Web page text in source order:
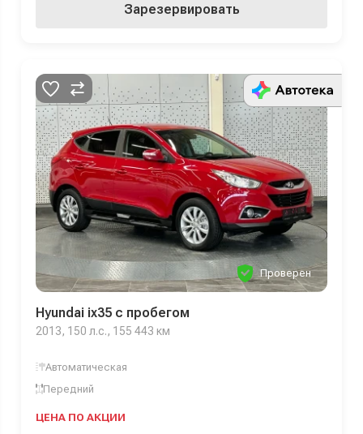
Зарезервировать
Проверен
Hyundai ix35 с пробегом
2013, 150 л.с., 155 443 км
Автоматическая
Передний
ЦЕНА ПО АКЦИИ